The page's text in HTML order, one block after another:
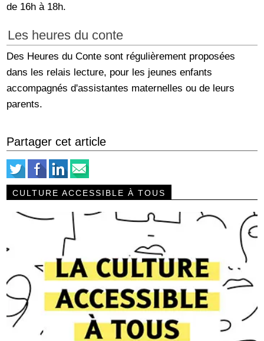
de 16h à 18h.
Les heures du conte
Des Heures du Conte sont régulièrement proposées
dans les relais lecture, pour les jeunes enfants
accompagnés d'assistantes maternelles ou de leurs
parents.
Partager cet article
CULTURE ACCESSIBLE À TOUS